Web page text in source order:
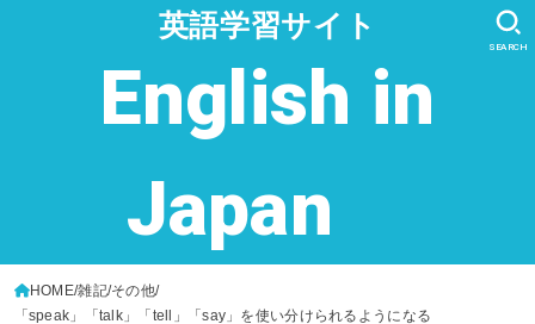
英語学習サイト
English in
Japan
SEARCH
HOME 雑記 その他
「speak」「talk」「tell」「say」を使い分けられるようになる